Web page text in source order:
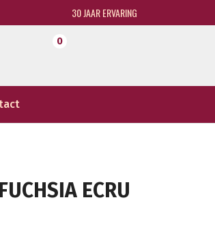
30 JAAR ERVARING
0
ECRU